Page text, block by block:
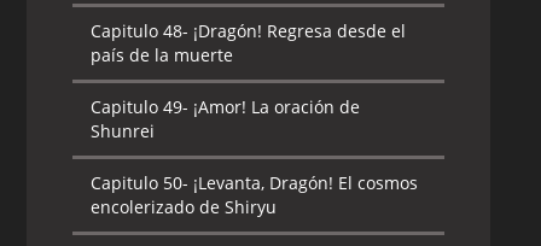
Capitulo 48- ¡Dragón! Regresa desde el
país de la muerte
Capitulo 49- ¡Amor! La oración de
Shunrei
Capitulo 50- ¡Levanta, Dragón! El cosmos
encolerizado de Shiryu